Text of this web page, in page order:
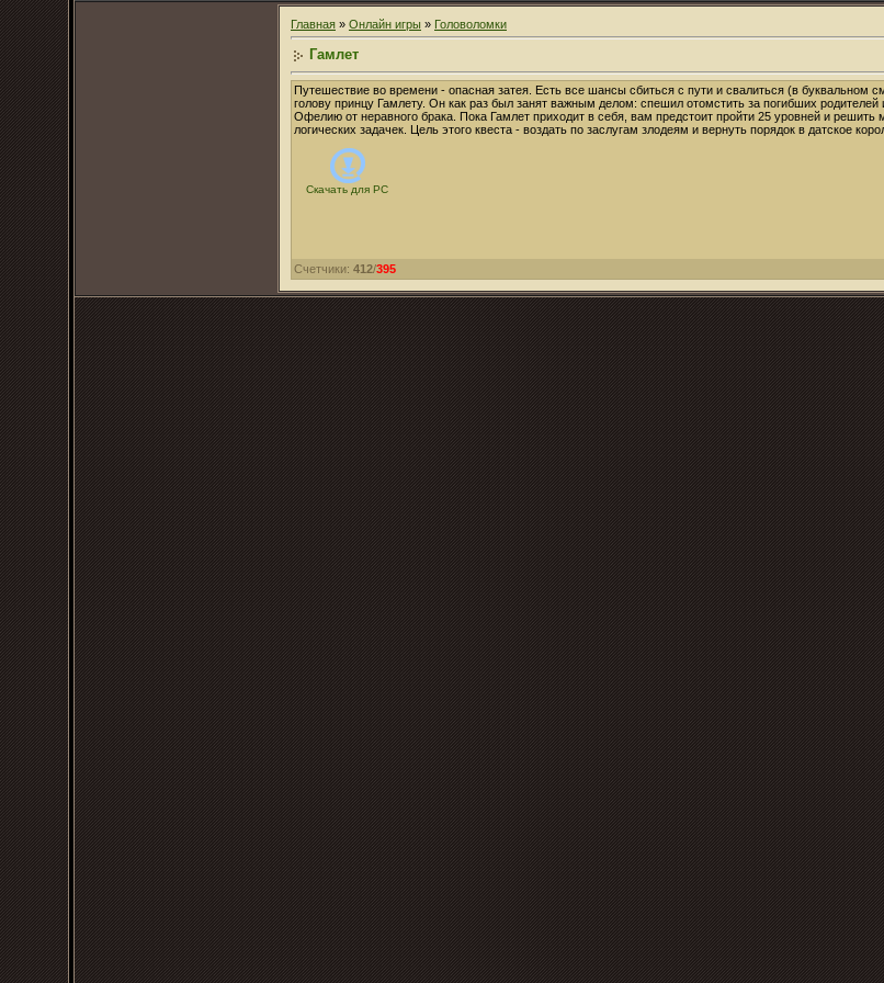
Главная » Онлайн игры » Головоломки
Гамлет
Путешествие во времени - опасная затея. Есть все шансы сбиться с пути и свалиться (в буквальном
голову принцу Гамлету. Он как раз был занят важным делом: спешил отомстить за погибших родителей
Офелию от неравного брака. Пока Гамлет приходит в себя, вам предстоит пройти 25 уровней и решить
логических задачек. Цель этого квеста - воздать по заслугам злодеям и вернуть порядок в датское
Скачать для PC
Счетчики: 412/395